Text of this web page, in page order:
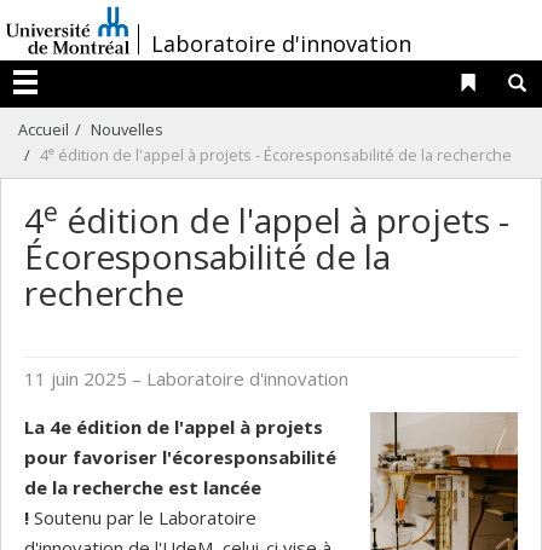
au
contenu
/Laboratoire d'innovation
Menu
Liens
Accueil
Nouvelles
4e édition de l'appel à projets - Écoresponsabilité de la recherche
4e édition de l'appel à projets -
Écoresponsabilité de la
recherche
11 juin 2025 – Laboratoire d'innovation
La 4e édition de l'appel à projets
pour favoriser l'écoresponsabilité
de la recherche est lancée
! Soutenu par le Laboratoire